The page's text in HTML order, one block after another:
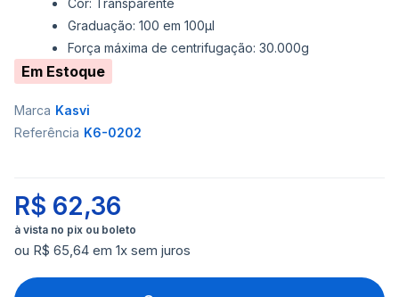
Cor: Transparente
Graduação: 100 em 100µl
Força máxima de centrifugação: 30.000g
Em Estoque
Marca Kasvi
Referência K6-0202
R$ 62,36
ou R$ 65,64 em 1x sem juros